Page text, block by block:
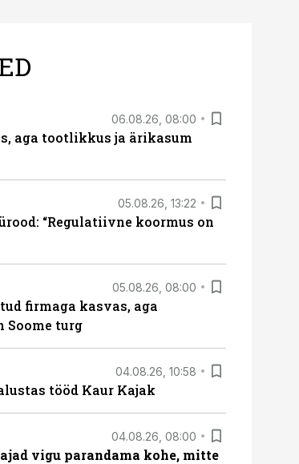
06.08.26, 08:00
aga tootlikkus ja ärikasum
05.08.26, 13:22
“Regulatiivne koormus on
05.08.26, 08:00
firmaga kasvas, aga
Soome turg
04.08.26, 10:58
tööd Kaur Kajak
04.08.26, 08:00
vigu parandama kohe, mitte